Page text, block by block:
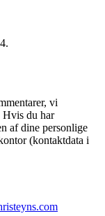
vi
Hvis du har
af ​​dine personlige
(kontaktdata i